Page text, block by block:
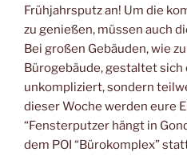
Frühjahrsputz an! Um die
zu genießen, müssen auch
Bei großen Gebäuden, wie
Bürogebäude, gestaltet
unkompliziert, sondern
dieser Woche werden eure
“Fensterputzer hängt in
dem POI “Bürokomplex”